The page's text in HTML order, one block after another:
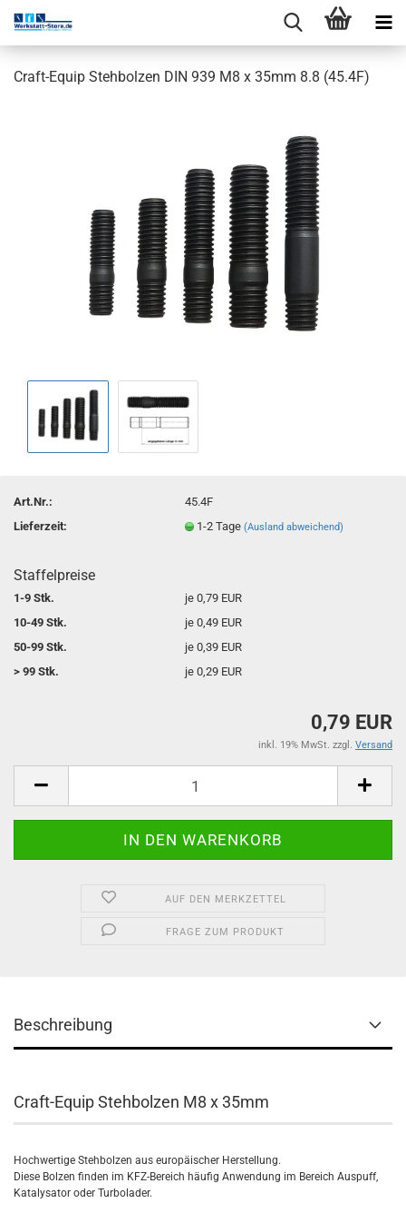
Craft-Equip Stehbolzen DIN 939 M8 x 35mm 8.8 (45.4F)
Art.Nr.:
45.4F
Lieferzeit:
1-2 Tage(Ausland abweichend)
Staffelpreise
1-9 Stk.
je 0,79 EUR
10-49 Stk.
je 0,49 EUR
50-99 Stk.
je 0,39 EUR
> 99 Stk.
je 0,29 EUR
0,79 EUR
inkl. 19% MwSt. zzgl. Versand
AUF DEN MERKZETTEL
FRAGE ZUM PRODUKT
Beschreibung
Craft-Equip Stehbolzen M8 x 35mm
Hochwertige Stehbolzen aus europäischer Herstellung.
Diese Bolzen finden im KFZ-Bereich häufig Anwendung im Bereich Auspuff,
Katalysator oder Turbolader.